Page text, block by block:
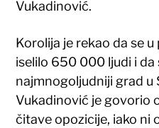
Vukadinović.
Korolija je rekao da se
iselilo 650 000 ljudi i da
najmnogoljudniji grad u
Vukadinović je govorio
čitave opozicije, iako ni